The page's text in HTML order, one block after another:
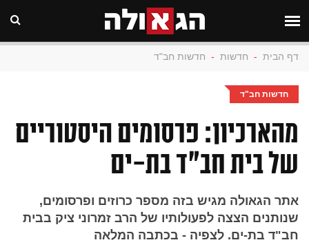
דף הבית - חדשות - חדשות חב"ד
חדשות חב"ד
מהארכיון: פרסומים היסטוריים
של בית חב"ד בת-ים
אתר הגאולה מגיש בזה מספר כרוזים ופרסומים,
שנותנים הצצה לפעולותיו של הרב זמרוני ציק בבית
חב"ד בת-ים. לצפיה - בכתבה המלאה